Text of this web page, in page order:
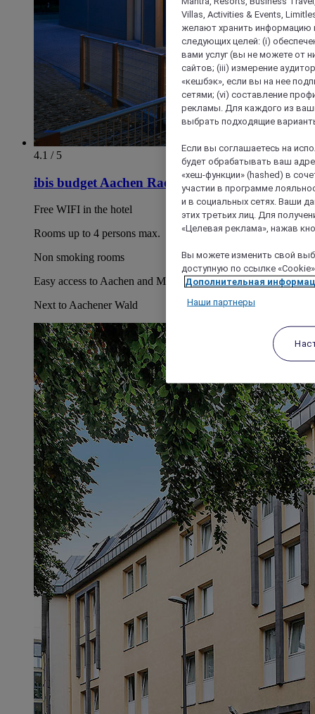
4.1 / 5
ibis budget Aachen Raeren Grenze
Free WIFI in the hotel
Rooms up to 4 persons max.
Non smoking rooms
Easy access to Aachen and Maastricht
Next to Aachener Wald
Villas, Activities & Events,
желают хранить информацию
следующих целей: (i)
вами услуг (вы не можете от
сайтов; (iii) измерение
«кешбэк», если вы на нее
сетями; (vi) составление
рекламы. Для каждого из
выбрать подходящие
Если вы соглашаетесь на
будет обрабатывать ваш
«хеш-функции» (hashed) в
участии в программе
и в социальных сетях. Ваши
этих третьих лиц. Для
«Целевая реклама», нажав
Вы можете изменить свой
доступную по ссылке
Дополнительная
Наши партнеры